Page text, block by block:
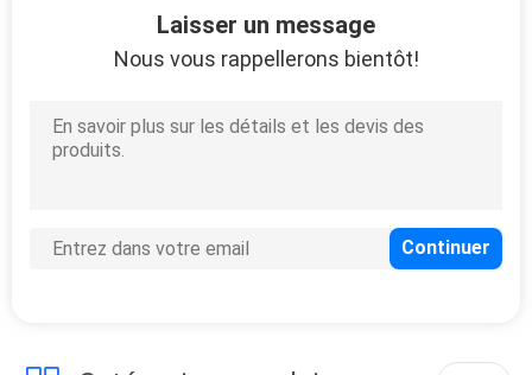
nid d'abeilles
Laisser un message
Nous vous rappellerons bientôt!